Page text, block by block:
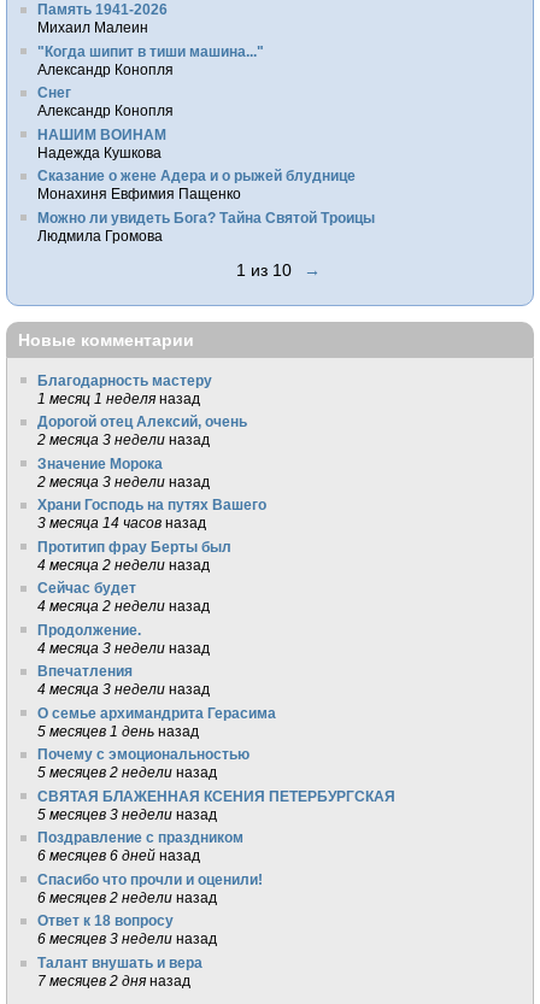
Память 1941-2026
Михаил Малеин
"Когда шипит в тиши машина..."
Александр Конопля
Снег
Александр Конопля
НАШИМ ВОИНАМ
Надежда Кушкова
Сказание о жене Адера и о рыжей блуднице
Монахиня Евфимия Пащенко
Можно ли увидеть Бога? Тайна Святой Троицы
Людмила Громова
1 из 10 →
Новые комментарии
Благодарность мастеру
1 месяц 1 неделя назад
Дорогой отец Алексий, очень
2 месяца 3 недели назад
Значение Морока
2 месяца 3 недели назад
Храни Господь на путях Вашего
3 месяца 14 часов назад
Протитип фрау Берты был
4 месяца 2 недели назад
Сейчас будет
4 месяца 2 недели назад
Продолжение.
4 месяца 3 недели назад
Впечатления
4 месяца 3 недели назад
О семье архимандрита Герасима
5 месяцев 1 день назад
Почему с эмоциональностью
5 месяцев 2 недели назад
СВЯТАЯ БЛАЖЕННАЯ КСЕНИЯ ПЕТЕРБУРГСКАЯ
5 месяцев 3 недели назад
Поздравление с праздником
6 месяцев 6 дней назад
Спасибо что прочли и оценили!
6 месяцев 2 недели назад
Ответ к 18 вопросу
6 месяцев 3 недели назад
Талант внушать и вера
7 месяцев 2 дня назад